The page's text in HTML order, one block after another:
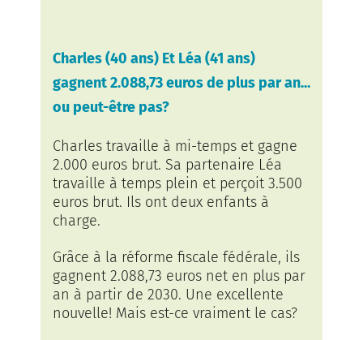
Charles (40 ans) Et Léa (41 ans)
gagnent 2.088,73 euros de plus par an...
ou peut-être pas?
Charles travaille à mi-temps et gagne
2.000 euros brut. Sa partenaire Léa
travaille à temps plein et perçoit 3.500
euros brut. Ils ont deux enfants à
charge.
Grâce à la réforme fiscale fédérale, ils
gagnent 2.088,73 euros net en plus par
an à partir de 2030. Une excellente
nouvelle! Mais est-ce vraiment le cas?